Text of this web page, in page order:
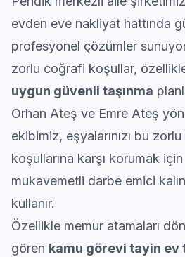
evden eve nakliyat hattında
profesyonel çözümler
zorlu coğrafi koşullar,
uygun güvenli taşınma
Orhan Ateş ve Emre Ateş
ekibimiz, eşyalarınızı bu
koşullarına karşı korumak
mukavemetli darbe emici
kullanır.
Özellikle memur atamaları
gören kamu görevi tayin ev